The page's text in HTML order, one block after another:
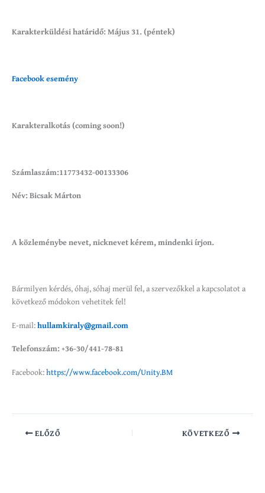
Karakterküldési határidő: Május 31. (péntek)
Facebook esemény
Karakteralkotás (coming soon!)
Számlaszám:11773432-00133306
Név: Bicsak Márton
A közleménybe nevet, nicknevet kérem, mindenki írjon.
Bármilyen kérdés, óhaj, sóhaj merül fel, a szervezőkkel a kapcsolatot a
következő módokon vehetitek fel!
E-mail:hullamkiraly@gmail.com
Telefonszám: +36-30/441-78-81
Facebook:https://www.facebook.com/Unity.BM
ELŐZŐ KÖVETKEZŐ